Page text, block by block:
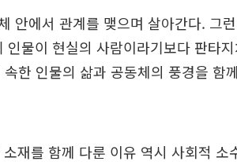
안에서 관계를 맺으며 살아간다. 그
인물이 현실의 사람이라기보다 판타
한 인물의 삶과 공동체의 풍경을 함
재를 함께 다룬 이유 역시 사회적 소